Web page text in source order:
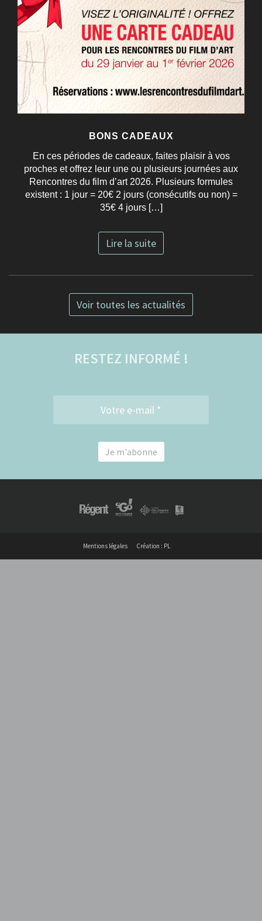
BONS CADEAUX
En ces périodes de cadeaux, faites plaisir à vos
proches et offrez leur une ou plusieurs journées aux
Rencontres du film d’art 2026. Plusieurs formules
existent : 1 jour = 20€ 2 jours (consécutifs ou non) =
35€ 4 jours […]
Lire la suite
Voir toutes les actualités
RESTEZ INFORMÉ !
Mentions légales Création : PL